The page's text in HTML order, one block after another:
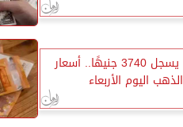
عيار 21 يسجل 3740 جنيهًا.. أسعار
الذهب اليوم الأربعاء